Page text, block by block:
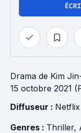
Drama de Kim
15 octobre 2021
Diffuseur : Netflix
Genres : Thriller,